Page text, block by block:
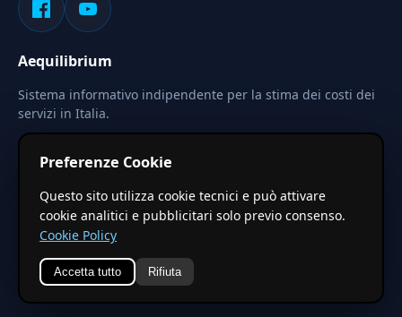
Aequilibrium
Sistema informativo indipendente per la stima dei costi dei
servizi in Italia.
Le stime pubblicate sono calcolate tramite coefficienti
territoriali regionali applicati a valori base nazionali. Non
costituiscono preventivo ufficiale.
© 2026 Aequilibrium — Un progetto di vxd.mobi
Preferenze Cookie
Questo sito utilizza cookie tecnici e può attivare
cookie analitici e pubblicitari solo previo consenso.
Cookie Policy
Accetta tutto Rifiuta